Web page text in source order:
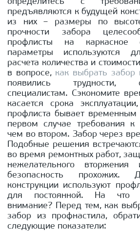
предъявляются к будущей
из них – размеры по
прочности забора
профлисты на каркасное
параметры используются
расчета количества и
в вопросе, как выбрать забор
появились трудности,
специалистам. Сэкономите
касается срока
профлиста бывает
первом случае требования к
чем во втором. Забор через
Подобные решения
во время ремонтных работ,
нежелательного вторжения
безопасность прохожих.
конструкции используют
для постоянной. На что
внимание? Перед тем, как
забор из профнастила,
следующие показатели: